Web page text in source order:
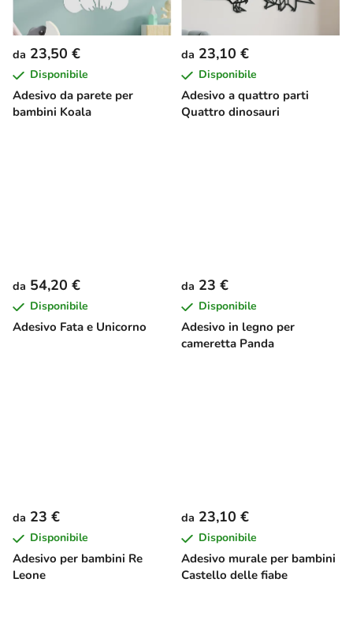
Adesivo da parete per
bambini Koala
da 23,50 €
Disponibile
Adesivo a quattro parti
Quattro dinosauri
da 23,10 €
Disponibile
Adesivo Fata e Unicorno
da 54,20 €
Disponibile
Adesivo in legno per
cameretta Panda
da 23 €
Disponibile
Adesivo per bambini Re
Leone
da 23 €
Disponibile
Adesivo murale per bambini
Castello delle fiabe
da 23,10 €
Disponibile